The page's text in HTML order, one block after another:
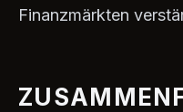
Finanzmärkten